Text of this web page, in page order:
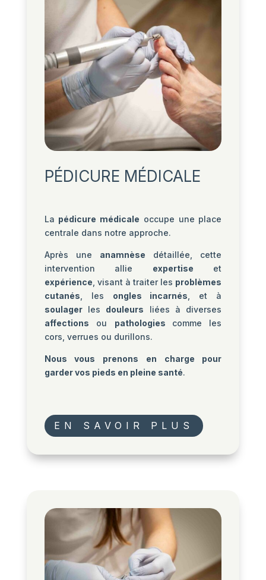
PÉDICURE MÉDICALE
La pédicure médicale occupe une place
centrale dans notre approche.
Après une anamnèse détaillée, cette
intervention allie expertise et
expérience , visant à traiter les problèmes
cutanés , les ongles incarnés , et à
soulagerles douleurs liées à diverses
affections ou pathologies comme les
cors, verrues ou durillons.
Nous vous prenons en charge pour
garder vos pieds en pleine santé.
EN SAVOIR PLUS